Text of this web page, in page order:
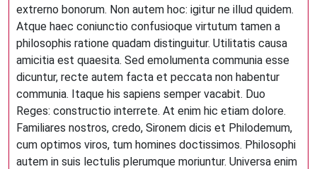
extrerno bonorum. Non autem hoc: igitur ne illud quidem.
Atque haec coniunctio confusioque virtutum tamen a
philosophis ratione quadam distinguitur. Utilitatis causa
amicitia est quaesita. Sed emolumenta communia esse
dicuntur, recte autem facta et peccata non habentur
communia. Itaque his sapiens semper vacabit. Duo
Reges: constructio interrete. At enim hic etiam dolore.
Familiares nostros, credo, Sironem dicis et Philodemum,
cum optimos viros, tum homines doctissimos. Philosophi
autem in suis lectulis plerumque moriuntur. Universa enim